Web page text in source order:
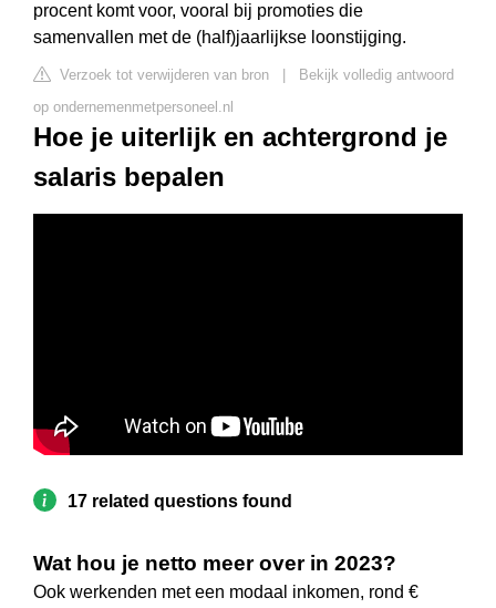
procent komt voor, vooral bij promoties die
samenvallen met de (half)jaarlijkse loonstijging.
Verzoek tot verwijderen van bron
Bekijk volledig antwoord
op ondernemenmetpersoneel.nl
Hoe je uiterlijk en achtergrond je
salaris bepalen
17 related questions found
Wat hou je netto meer over in 2023?
Ook werkenden met een modaal inkomen, rond €